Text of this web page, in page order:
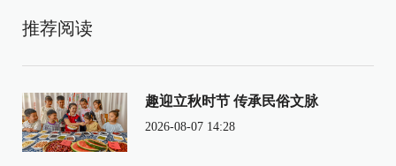
推荐阅读
趣迎立秋时节 传承民俗文脉
2026-08-07 14:28